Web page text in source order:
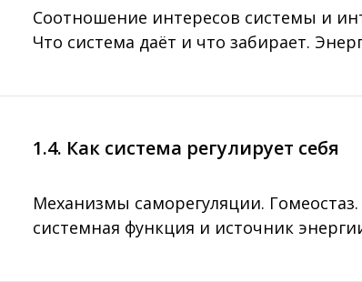
Соотношение интересов системы и
Что система даёт и что забирает.
1.4. Как система регулирует себя
Механизмы саморегуляции.
системная функция и источник